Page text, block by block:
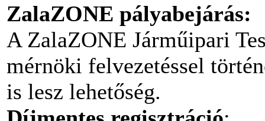
ZalaZONE pályabejárás:
A ZalaZONE Járműipari
mérnöki felvezetéssel
is lesz lehetőség.